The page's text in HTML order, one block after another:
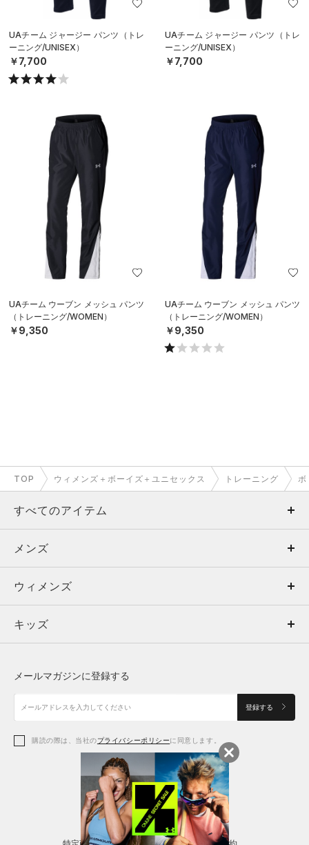
UAチーム ジャージー パンツ（トレ
ーニング/UNISEX）
￥7,700
UAチーム ジャージー パンツ（トレ
ーニング/UNISEX）
￥7,700
UAチーム ウーブン メッシュ パンツ
（トレーニング/WOMEN）
￥9,350
UAチーム ウーブン メッシュ パンツ
（トレーニング/WOMEN）
￥9,350
TOP ウィメンズ＋ボーイズ＋ユニセックス トレーニング ボ
すべてのアイテム
メンズ
ウィメンズ
キッズ
アクセサリー
メンズ
トップス
ボトムス
アクセサリー
ウィメンズ
トップス
シューズ
アクセサリー
レギンス＆タイツ
キッズ
シューズ
メールマガジンに登録する
登録する
購読の際は、当社のプライバシーポリシーに同意します。